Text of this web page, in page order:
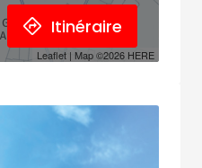
Leaflet | Map ©2026 HERE
Itinéraire